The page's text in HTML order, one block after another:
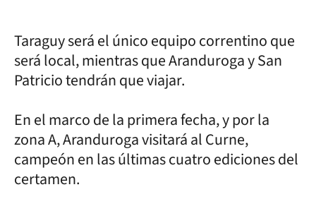
Taraguy será el único equipo correntino que
será local, mientras que Aranduroga y San
Patricio tendrán que viajar.
En el marco de la primera fecha, y por la
zona A, Aranduroga visitará al Curne,
campeón en las últimas cuatro ediciones del
certamen.